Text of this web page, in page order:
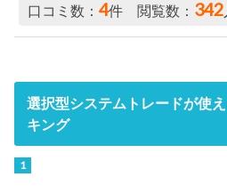
口コミ数：4件 閲覧数： 342
選択型システムトレードが使
キング